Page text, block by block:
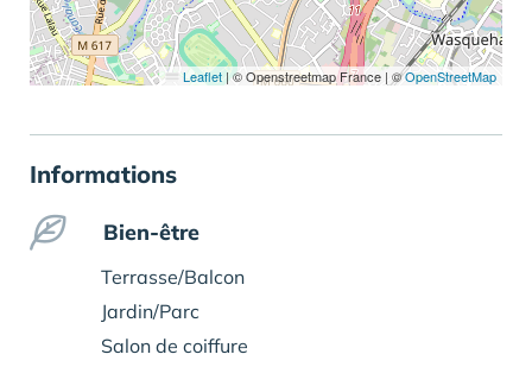
Leaflet |© Openstreetmap France | ©OpenStreetMap
Informations
Bien-être
Terrasse/Balcon
Jardin/Parc
Salon de coiffure